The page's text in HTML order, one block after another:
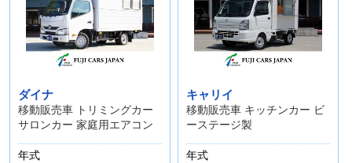
ダイナ
移動販売車 トリミングカー
サロンカー 家庭用エアコン
年式
キャリイ
移動販売車 キッチンカー ビ
ーステージ製
年式